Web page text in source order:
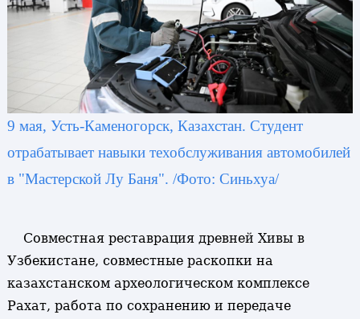
9 мая, Усть-Каменогорск, Казахстан. Студент
отрабатывает навыки техобслуживания автомобилей
в "Мастерской Лу Баня". /Фото: Синьхуа/
Совместная реставрация древней Хивы в
Узбекистане, совместные раскопки на
казахстанском археологическом комплексе
Рахат, работа по сохранению и передаче